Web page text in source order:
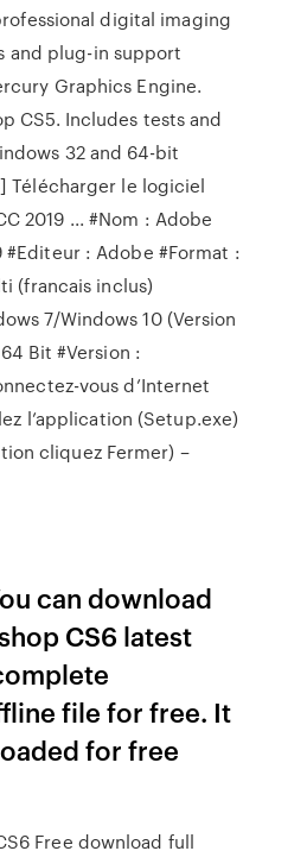
digital imaging
and plug-in support
Graphics Engine.
CS5. Includes tests and
32 and 64-bit
Télécharger le logiciel
2019 ... #Nom : Adobe
#Editeur : Adobe #Format :
(francais inclus)
7/Windows 10 (Version
Bit #Version :
vous d’Internet
l’application (Setup.exe)
cliquez Fermer) –
can download
CS6 latest
file for free. It
for free
Free download full